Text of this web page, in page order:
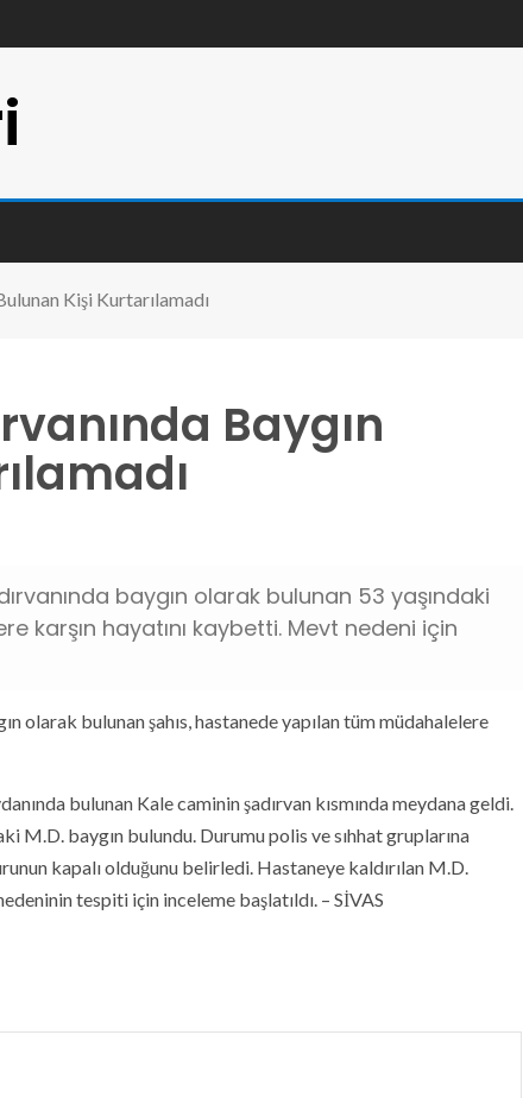
Kişi Kurtarılamadı
Baygın
baygın olarak bulunan 53 yaşındaki
karşın hayatını kaybetti. Mevt nedeni için
olarak bulunan şahıs, hastanede yapılan tüm müdahalelere
bulunan Kale caminin şadırvan kısmında meydana geldi.
M.D. baygın bulundu. Durumu polis ve sıhhat gruplarına
kapalı olduğunu belirledi. Hastaneye kaldırılan M.D.
tespiti için inceleme başlatıldı. – SİVAS